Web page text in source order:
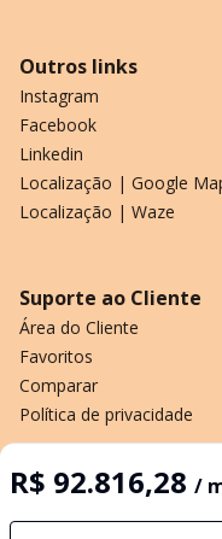
R$ 92.816,28 /
Outros links
Instagram
Facebook
Linkedin
Localização | Google
Localização | Waze
Suporte ao Cliente
Área do Cliente
Favoritos
Comparar
Política de privacidade